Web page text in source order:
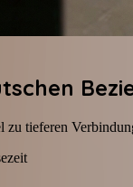
zu tieferen